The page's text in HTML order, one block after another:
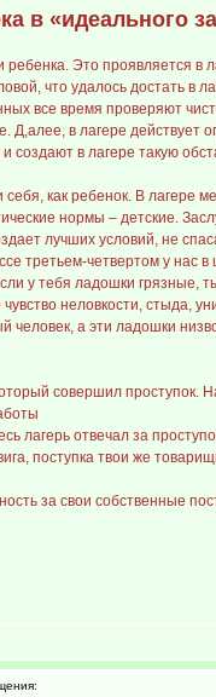
в «идеального
Это проявляется
что удалось достать в
все время проверяют
Д,алее, в лагере
создают в лагере такую
себя, как ребенок. В
нормы – детские.
лучших условий, не
третьем-четвертом у
у тебя ладошки грязные,
неловкости, стыда,
человек, а эти ладошки
совершил
лагерь отвечал за
поступка твои же
за свои собственные